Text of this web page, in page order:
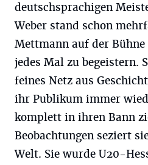
deutschsprachigen
Weber stand schon
Mettmann auf der
jedes Mal zu begeistern.
feines Netz aus
ihr Publikum immer
komplett in ihren Bann
Beobachtungen seziert
Welt. Sie wurde U20-